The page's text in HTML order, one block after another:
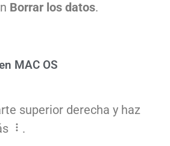
Borrar los datos.
MAC OS
superior derecha y haz
.